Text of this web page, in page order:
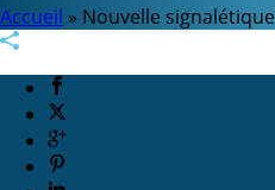
Accueil » Nouvelle